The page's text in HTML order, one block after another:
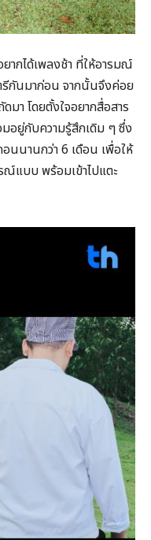
ากได้เพลงช้า ที่ให้อารมณ์
กันมาก่อน จากนั้นจึงค่อย
มา โดยตั้งใจอยากสื่อสาร
อยู่กับความรู้สึกเดิม ๆ ซึ่ง
นนานกว่า 6 เดือน เพื่อให้
แบบ พร้อมเข้าไปแตะ